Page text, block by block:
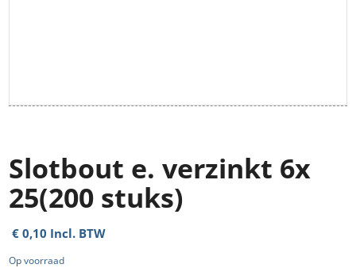
Slotbout e. verzinkt 6x
25(200 stuks)
€ 0,10 Incl. BTW
Op voorraad